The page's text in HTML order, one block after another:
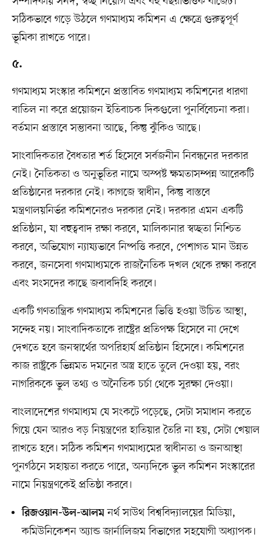
সঠিকভাবে গড়ে উঠলে গণমাধ্যম কমিশন এ ক্ষেত্রে গুরুত্বপূর্ণ
ভূমিকা রাখতে পারে।
৫.
গণমাধ্যম সংস্কার কমিশনে প্রস্তাবিত গণমাধ্যম কমিশনের ধারণা
বাতিল না করে প্রয়োজন ইতিবাচক দিকগুলো পুনর্বিবেচনা করা।
বর্তমান প্রস্তাবে সম্ভাবনা আছে, কিন্তু ঝুঁকিও আছে।
সাংবাদিকতার বৈধতার শর্ত হিসেবে সর্বজনীন নিবন্ধনের দরকার
নেই। নৈতিকতা ও অনুভূতির নামে অস্পষ্ট ক্ষমতাসম্পন্ন আরেকটি
প্রতিষ্ঠানের দরকার নেই। কাগজে স্বাধীন, কিন্তু বাস্তবে
মন্ত্রণালয়নির্ভর কমিশনেরও দরকার নেই। দরকার এমন একটি
প্রতিষ্ঠান, যা বহুত্ববাদ রক্ষা করবে, মালিকানার স্বচ্ছতা নিশ্চিত
করবে, অভিযোগ ন্যায্যভাবে নিষ্পত্তি করবে, পেশাগত মান উন্নত
করবে, জনসেবা গণমাধ্যমকে রাজনৈতিক দখল থেকে রক্ষা করবে
এবং সংসদের কাছে জবাবদিহি করবে।
একটি গণতান্ত্রিক গণমাধ্যম কমিশনের ভিত্তি হওয়া উচিত আস্থা,
সন্দেহ নয়। সাংবাদিকতাকে রাষ্ট্রের প্রতিপক্ষ হিসেবে না দেখে
দেখতে হবে জনস্বার্থের অপরিহার্য প্রতিষ্ঠান হিসেবে। কমিশনের
কাজ রাষ্ট্রকে ভিন্নমত দমনের অস্ত্র হাতে তুলে দেওয়া হয়, বরং
নাগরিককে ভুল তথ্য ও অনৈতিক চর্চা থেকে সুরক্ষা দেওয়া।
বাংলাদেশের গণমাধ্যম যে সংকটে পড়েছে, সেটা সমাধান করতে
গিয়ে যেন আরও বড় নিয়ন্ত্রণের হাতিয়ার তৈরি না হয়, সেটা খেয়াল
রাখতে হবে। সঠিক কমিশন গণমাধ্যমের স্বাধীনতা ও জনআস্থা
পুনর্গঠনে সহায়তা করতে পারে, অন্যদিকে ভুল কমিশন সংস্কারের
নামে নিয়ন্ত্রণকেই প্রতিষ্ঠা করবে।
রিজওয়ান-উল-আলমনর্থ সাউথ বিশ্ববিদ্যালয়ের মিডিয়া,
কমিউনিকেশন অ্যান্ড জার্নালিজম বিভাগের সহযোগী অধ্যাপক।